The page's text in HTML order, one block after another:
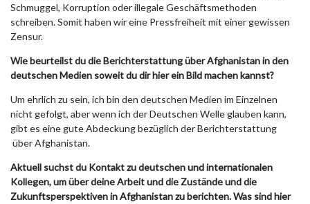
Schmuggel, Korruption oder illegale Geschäftsmethoden
schreiben. Somit haben wir eine Pressfreiheit mit einer gewissen
Zensur.
Wie beurteilst du die Berichterstattung über Afghanistan in den
deutschen Medien soweit du dir hier ein Bild machen kannst?
Um ehrlich zu sein, ich bin den deutschen Medien im Einzelnen
nicht gefolgt, aber wenn ich der Deutschen Welle glauben kann,
gibt es eine gute Abdeckung bezüglich der Berichterstattung
über Afghanistan.
Aktuell suchst du Kontakt zu deutschen und internatio­nalen
Kollegen, um über deine Arbeit und die Zustände und die
Zukunftsperspekti­ven in Afghanistan zu berichten. Was sind hier